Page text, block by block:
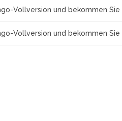
Vollversion und bekommen Sie
Vollversion und bekommen Sie